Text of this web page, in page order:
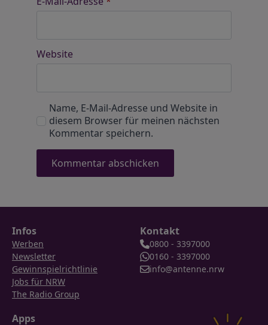
Website
Name, E-Mail-Adresse und Website in
diesem Browser für meinen nächsten
Kommentar speichern.
Infos
Werben
Newsletter
Gewinnspielrichtlinie
Jobs für NRW
The Radio Group
Kontakt
0800 - 3397000
0160 - 3397000
info@antenne.nrw
Apps